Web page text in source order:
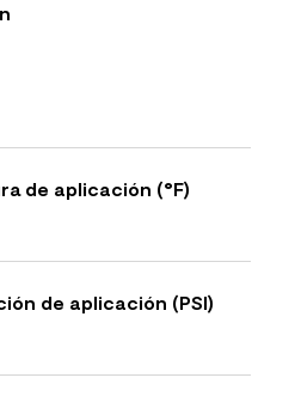
de aplicación (°F)
de aplicación (PSI)